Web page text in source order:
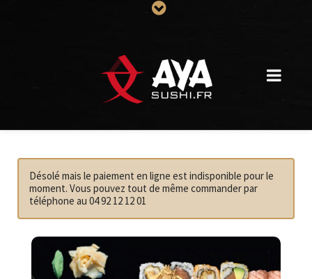
Désolé mais le paiement en ligne est indisponible pour le
moment. Vous pouvez tout de même commander par
téléphone au 04 92 12 12 01